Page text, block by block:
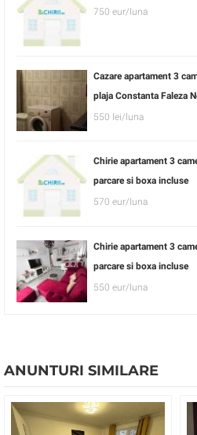
750 eur/luna
Cazare apartament 3
plaja Constanta Faleza
550 lei/luna
Chirie apartament 3
parcare si boxa incluse
570 eur/luna
Chirie apartament 3
parcare si boxa incluse
550 eur/luna
ANUNTURI SIMILARE